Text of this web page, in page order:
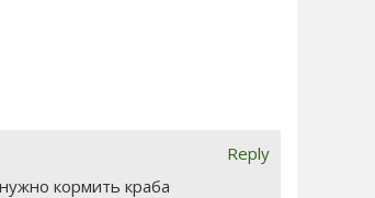
Reply
кормить краба